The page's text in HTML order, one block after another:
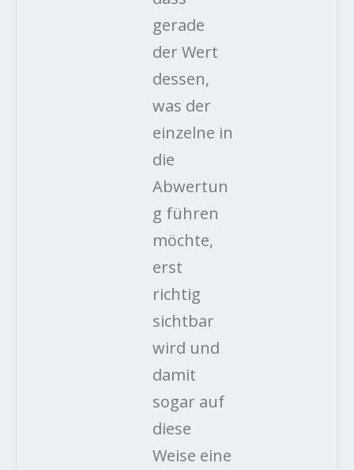
gerade
der Wert
dessen,
was der
einzelne in
die
Abwertun
g führen
möchte,
erst
richtig
sichtbar
wird und
damit
sogar auf
diese
Weise eine